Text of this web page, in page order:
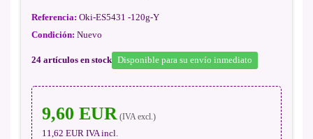
Referencia: Oki-ES5431 -120g-Y
Condición: Nuevo
24 artículos en stock Disponible para su envío inmediato
9,60 EUR (IVA excl.)
11,62 EUR IVA incl.